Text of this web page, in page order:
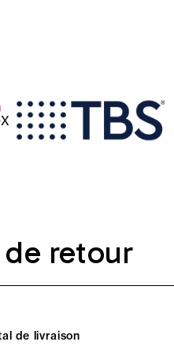
X
de retour
de livraison